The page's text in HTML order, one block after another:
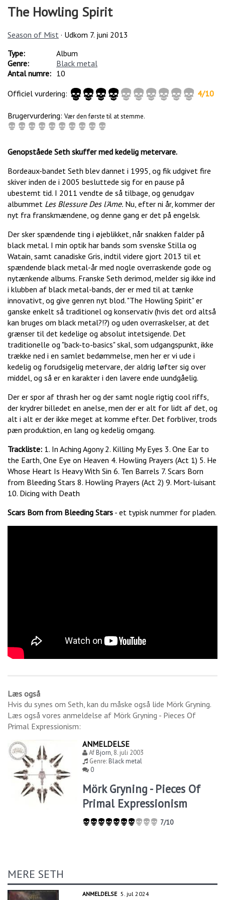
The Howling Spirit
Season of Mist · Udkom 7. juni 2013
Type:
Album
Genre:
Black metal
Antal numre: 10
Officiel vurdering:
4/10
Brugervurdering: Vær den første til at stemme.
Genopståede Seth skuffer med kedelig metervare.
Bordeaux-bandet Seth blev dannet i 1995, og fik udgivet fire
skiver inden de i 2005 besluttede sig for en pause på
ubestemt tid. I 2011 vendte de så tilbage, og genudgav
albummet Les Blessure Des l'Ame. Nu, efter ni år, kommer der
nyt fra franskmændene, og denne gang er det på engelsk.
Der sker spændende ting i øjeblikket, når snakken falder på
black metal. I min optik har bands som svenske Stilla og
Watain, samt canadiske Gris, indtil videre gjort 2013 til et
spændende black metal-år med nogle overraskende gode og
nytænkende albums. Franske Seth derimod, melder sig ikke ind
i klubben af black metal-bands, der er med til at tænke
innovativt, og give genren nyt blod. "The Howling Spirit" er
ganske enkelt så traditionel og konservativ (hvis det ord altså
kan bruges om black metal?!?) og uden overraskelser, at det
grænser til det kedelige og absolut intetsigende. Det
traditionelle og "back-to-basics" skal, som udgangspunkt, ikke
trække ned i en samlet bedømmelse, men her er vi ude i
kedelig og forudsigelig metervare, der aldrig løfter sig over
middel, og så er en karakter i den lavere ende uundgåelig.
Der er spor af thrash her og der samt nogle rigtig cool riffs,
der krydrer billedet en anelse, men der er alt for lidt af det, og
alt i alt er der ikke meget at komme efter. Det forbliver, trods
pæn produktion, en lang og kedelig omgang.
Trackliste: 1. In Aching Agony 2. Killing My Eyes 3. One Ear to
the Earth, One Eye on Heaven 4. Howling Prayers (Act 1) 5. He
Whose Heart Is Heavy With Sin 6. Ten Barrels 7. Scars Born
from Bleeding Stars 8. Howling Prayers (Act 2) 9. Mort-luisant
10. Dicing with Death
Scars Born from Bleeding Stars - et typisk nummer for pladen.
Læs også
Hvis du synes om Seth, kan du måske også lide Mörk Gryning.
Læs også vores anmeldelse af Mörk Gryning - Pieces Of
Primal Expressionism:
ANMELDELSE
AfBjorn, 8. juli 2003
Genre:Black metal
0
Mörk Gryning - Pieces Of
Primal Expressionism
7/10
MERE SETH
ANMELDELSE 5. jul 2024